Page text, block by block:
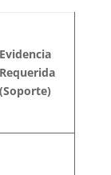
Evidencia
Requerida
(Soporte)